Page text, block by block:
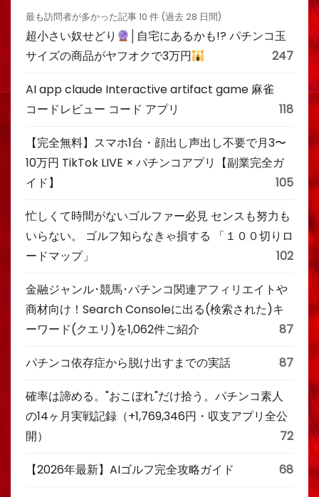
最も訪問者が多かった記事 10 件 (過去 28 日間)
超小さい奴せどり
│自宅にあるかも!? パチンコ玉
サイズの商品がヤフオクで3万円
247
AI app claude Interactive artifact game 麻雀
コードレビュー コード アプリ
118
【完全無料】スマホ1台・顔出し声出し不要で月3〜
10万円 TikTok LIVE × パチンコアプリ【副業完全ガ
イド】
105
忙しくて時間がないゴルファー必見 センスも努力も
いらない。 ゴルフ知らなきゃ損する 「１００切りロ
ードマップ」
102
金融ジャンル･競馬･パチンコ関連アフィリエイトや
商材向け！Search Consoleに出る(検索された)キ
ーワード(クエリ)を1,062件ご紹介
87
パチンコ依存症から脱け出すまでの実話 87
確率は諦める。"おこぼれ"だけ拾う。パチンコ素人
の14ヶ月実戦記録（+1,769,346円・収支アプリ全公
開）
72
【2026年最新】AIゴルフ完全攻略ガイド 68